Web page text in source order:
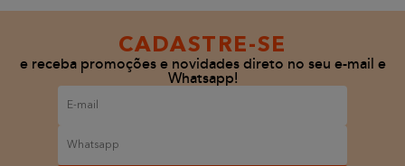
CADASTRE-SE
e receba promoções e novidades direto no seu e-mail e
Whatsapp!